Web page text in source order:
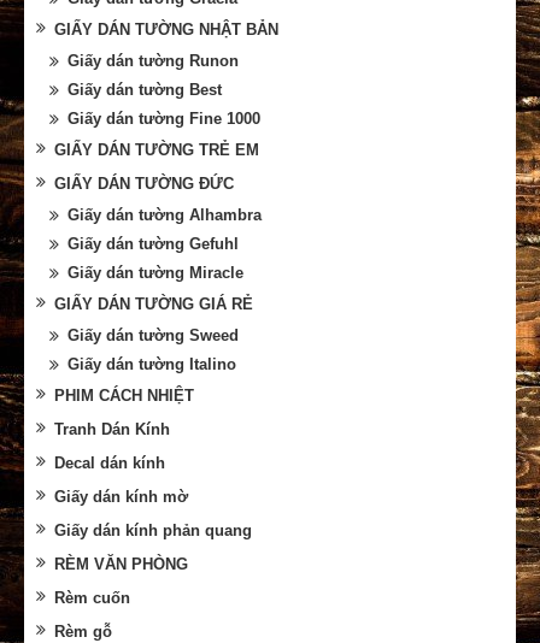
GIẤY DÁN TƯỜNG NHẬT BẢN
Giấy dán tường Runon
Giấy dán tường Best
Giấy dán tường Fine 1000
GIẤY DÁN TƯỜNG TRẺ EM
GIẤY DÁN TƯỜNG ĐỨC
Giấy dán tường Alhambra
Giấy dán tường Gefuhl
Giấy dán tường Miracle
GIẤY DÁN TƯỜNG GIÁ RẺ
Giấy dán tường Sweed
Giấy dán tường Italino
PHIM CÁCH NHIỆT
Tranh Dán Kính
Decal dán kính
Giấy dán kính mờ
Giấy dán kính phản quang
RÈM VĂN PHÒNG
Rèm cuốn
Rèm gỗ